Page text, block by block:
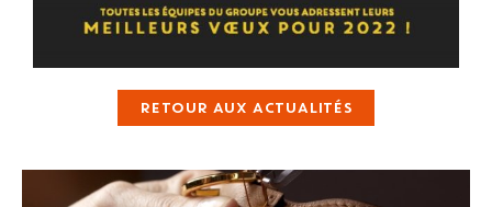
RETOUR AUX ACTUALITÉS